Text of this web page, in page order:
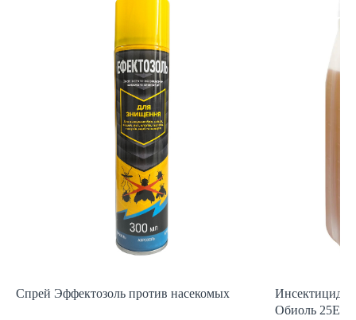
Спрей Эффектозоль против насекомых
Инсектицид
Обиоль 25ЕС